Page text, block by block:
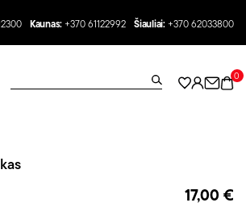
Kaunas: +370 61122992 Šiauliai: +370 62033800
0
17,00 €